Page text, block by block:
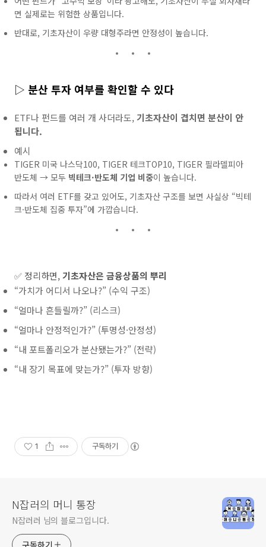
면 실제로는 위험한 상품입니다.
반대로, 기초자산이 우량 대형주라면 안정성이 높습니다.
▷ 분산 투자 여부를 확인할 수 있다
ETF나 펀드를 여러 개 사더라도, 기초자산이 겹치면 분산이 안
됩니다.
예시
TIGER 미국 나스닥100, TIGER 테크TOP10, TIGER 필라델피아
반도체 → 모두 빅테크·반도체 기업 비중이 높습니다.
따라서 여러 ETF를 갖고 있어도, 기초자산 구조를 보면 사실상 “빅테
크·반도체 집중 투자”에 가깝습니다.
✅ 정리하면, 기초자산은 금융상품의 뿌리
“가치가 어디서 나오나?” (수익 구조)
“얼마나 흔들릴까?” (리스크)
“얼마나 안정적인가?” (투명성·안정성)
“내 포트폴리오가 분산됐는가?” (전략)
“내 장기 목표에 맞는가?” (투자 방향)
1 구독하기
N잡러의 머니 통장
N잡러러 님의 블로그입니다.
구독하기